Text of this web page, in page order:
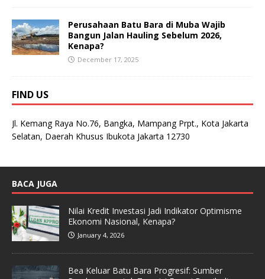
Perusahaan Batu Bara di Muba Wajib
Bangun Jalan Hauling Sebelum 2026,
Kenapa?
December 17, 2025
FIND US
Jl. Kemang Raya No.76, Bangka, Mampang Prpt., Kota Jakarta
Selatan, Daerah Khusus Ibukota Jakarta 12730
BACA JUGA
Nilai Kredit Investasi Jadi Indikator Optimisme
Ekonomi Nasional, Kenapa?
January 4, 2026
Bea Keluar Batu Bara Progresif: Sumber